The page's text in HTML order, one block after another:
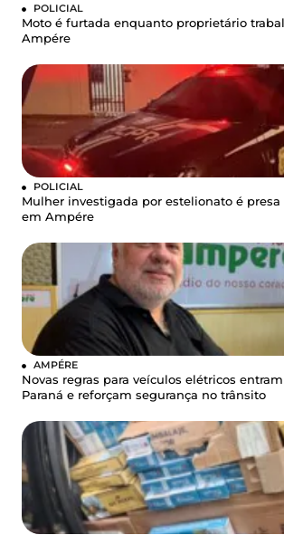
POLICIAL
Moto é furtada enquanto proprietário
Ampére
POLICIAL
Mulher investigada por estelionato é presa
em Ampére
AMPÉRE
Novas regras para veículos elétricos
Paraná e reforçam segurança no trânsito